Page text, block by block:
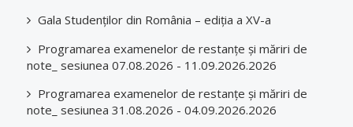
Gala Studenților din România – ediția a XV-a
Programarea examenelor de restanțe și măriri de
note_ sesiunea 07.08.2026 - 11.09.2026.2026
Programarea examenelor de restanțe și măriri de
note_ sesiunea 31.08.2026 - 04.09.2026.2026